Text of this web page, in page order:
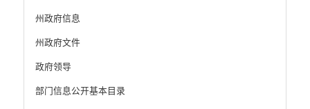
州政府信息
州政府文件
政府领导
部门信息公开基本目录